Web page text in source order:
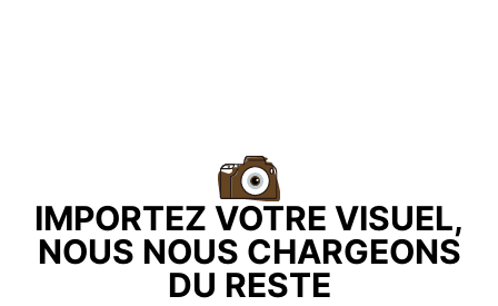
IMPORTEZ VOTRE VISUEL,
NOUS NOUS CHARGEONS
DU RESTE